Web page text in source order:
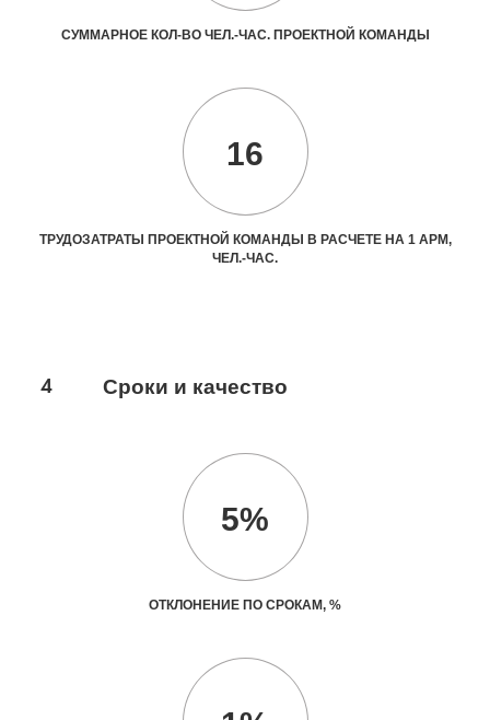
СУММАРНОЕ КОЛ-ВО ЧЕЛ.-ЧАС. ПРОЕКТНОЙ КОМАНДЫ
16
ТРУДОЗАТРАТЫ ПРОЕКТНОЙ КОМАНДЫ В РАСЧЕТЕ НА 1 АРМ,
ЧЕЛ.-ЧАС.
4 Сроки и качество
5%
ОТКЛОНЕНИЕ ПО СРОКАМ, %